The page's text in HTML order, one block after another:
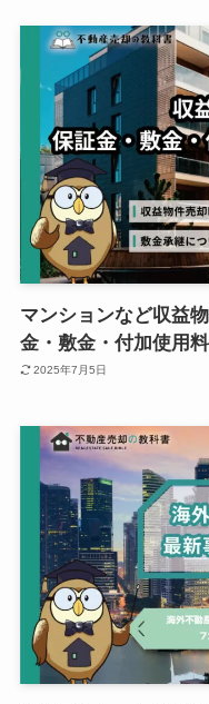
マンションなど収益
金・敷金・付加使用
2025年7月5日